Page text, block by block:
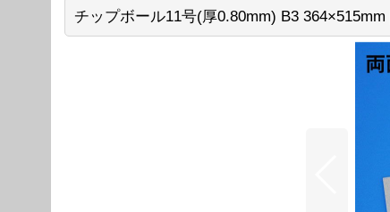
チップボール11号(厚0.80mm) B3 364×515mm